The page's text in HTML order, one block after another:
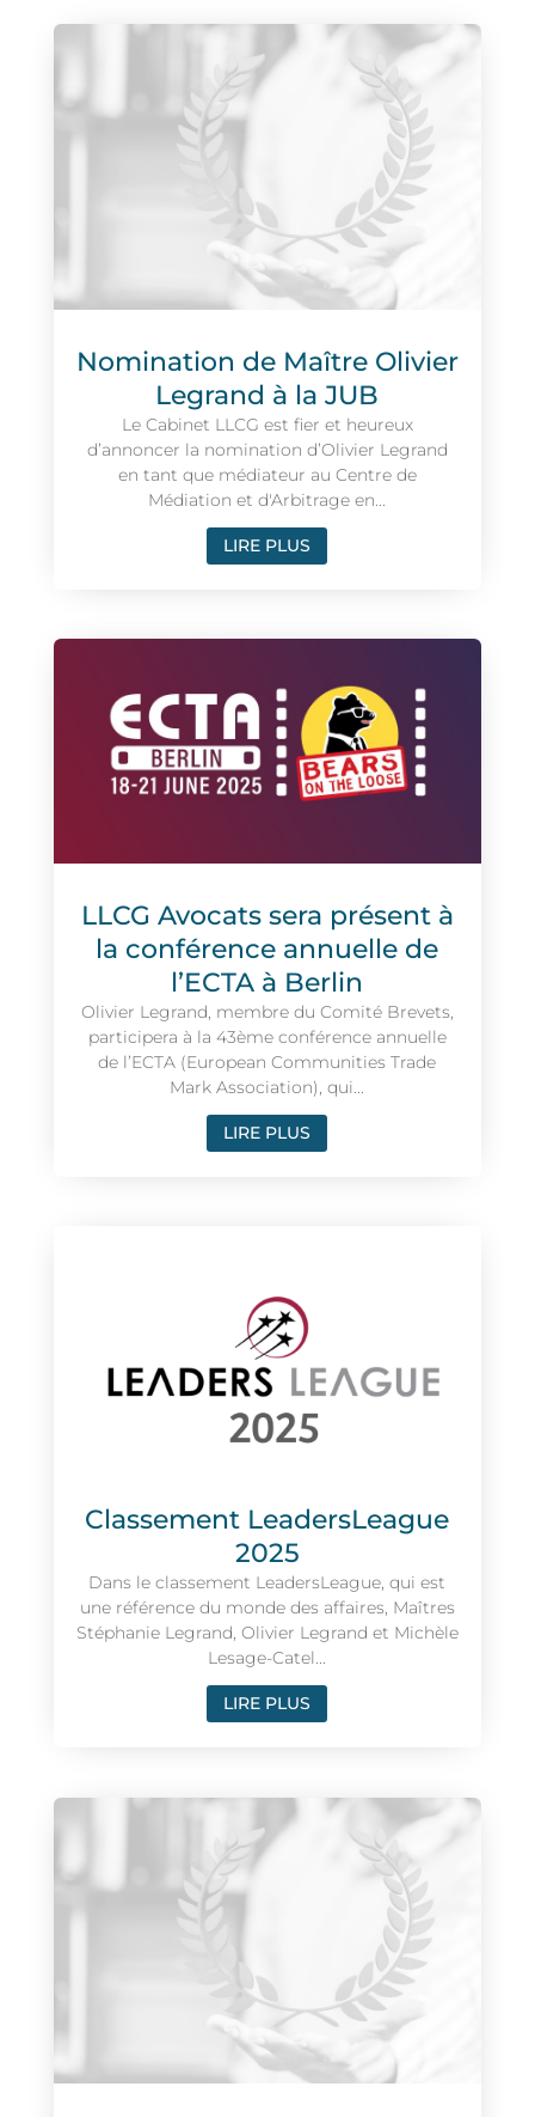
Nomination de Maître Olivier
Legrand à la JUB
Le Cabinet LLCG est fier et heureux
d’annoncer la nomination d’Olivier Legrand
en tant que médiateur au Centre de
Médiation et d'Arbitrage en...
LIRE PLUS
LLCG Avocats sera présent à
la conférence annuelle de
l’ECTA à Berlin
Olivier Legrand, membre du Comité Brevets,
participera à la 43ème conférence annuelle
de l’ECTA (European Communities Trade
Mark Association), qui...
LIRE PLUS
Classement LeadersLeague
2025
Dans le classement LeadersLeague, qui est
une référence du monde des affaires, Maîtres
Stéphanie Legrand, Olivier Legrand et Michèle
Lesage-Catel...
LIRE PLUS